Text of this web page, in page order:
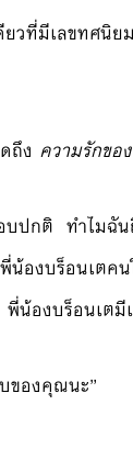
วที่มีเลขทศนิย
ถึง ความรักขอ
บปกติ ทำไมฉัน
น้องบร็อนเต
น้องบร็อนเตมี
ของคุณนะ”